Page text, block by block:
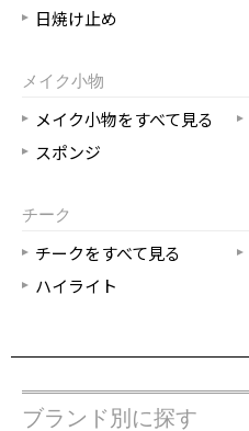
日焼け止め
メイク小物
メイク小物をすべて見る
スポンジ
チーク
チークをすべて見る
ハイライト
ブランド別に探す